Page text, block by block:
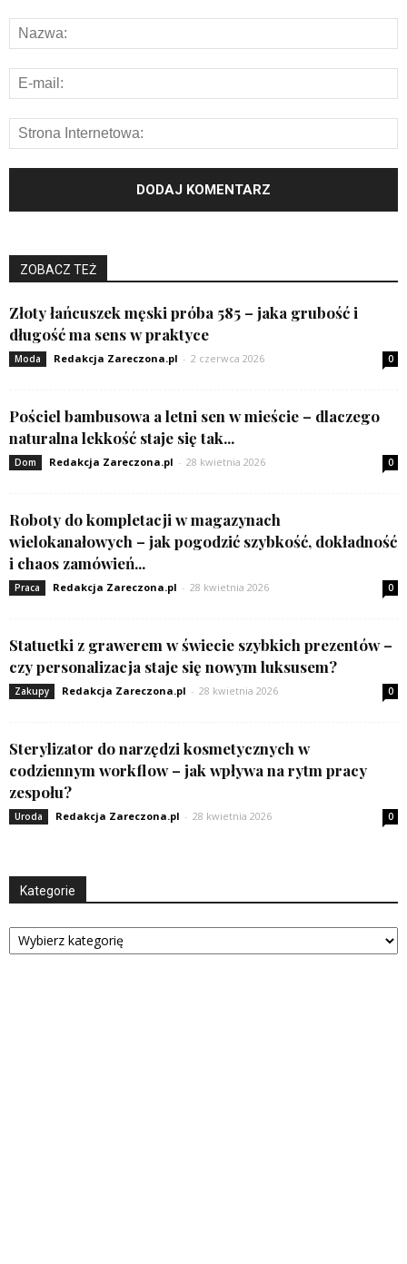
ZOBACZ TEŻ
Złoty łańcuszek męski próba 585 – jaka grubość i
długość ma sens w praktyce
Moda Redakcja Zareczona.pl - 2 czerwca 2026 0
Pościel bambusowa a letni sen w mieście – dlaczego
naturalna lekkość staje się tak...
Dom Redakcja Zareczona.pl - 28 kwietnia 2026 0
Roboty do kompletacji w magazynach
wielokanałowych – jak pogodzić szybkość, dokładność
i chaos zamówień...
Praca Redakcja Zareczona.pl - 28 kwietnia 2026 0
Statuetki z grawerem w świecie szybkich prezentów –
czy personalizacja staje się nowym luksusem?
Zakupy Redakcja Zareczona.pl - 28 kwietnia 2026 0
Sterylizator do narzędzi kosmetycznych w
codziennym workflow – jak wpływa na rytm pracy
zespołu?
Uroda Redakcja Zareczona.pl - 28 kwietnia 2026 0
Kategorie
Kategorie